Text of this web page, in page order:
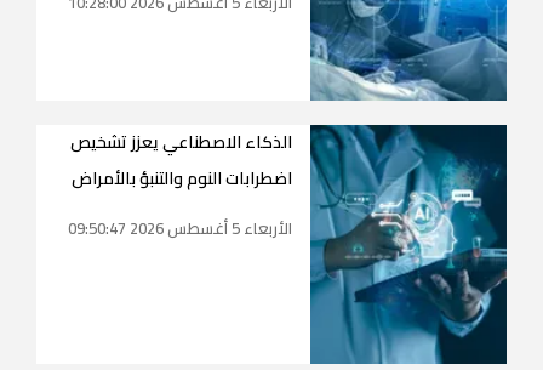
الذكاء الاصطناعي يعزز تشخيص
اضطرابات النوم والتنبؤ بالأمراض
الأربعاء 5 أغسطس 2026 09:50:47